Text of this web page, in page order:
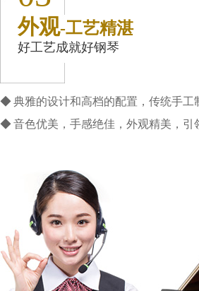
外观-工艺精湛
好工艺成就好钢琴
◆ 典雅的设计和高档的配置，传统手工
◆ 音色优美，手感绝佳，外观精美，引